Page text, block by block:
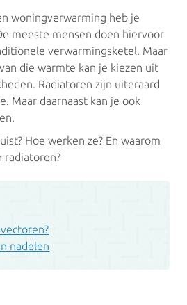
woningverwarming heb je
meeste mensen doen hiervoor
verwarmingsketel. Maar
die warmte kan je kiezen uit
Radiatoren zijn uiteraard
Maar daarnaast kan je ook
Hoe werken ze? En waarom
radiatoren?
nadelen